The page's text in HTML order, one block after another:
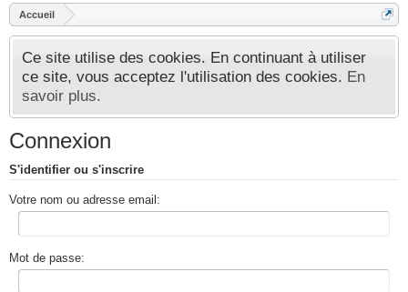
Accueil
Ce site utilise des cookies. En continuant à utiliser
ce site, vous acceptez l'utilisation des cookies. En
savoir plus.
Connexion
S'identifier ou s'inscrire
Votre nom ou adresse email:
Mot de passe: